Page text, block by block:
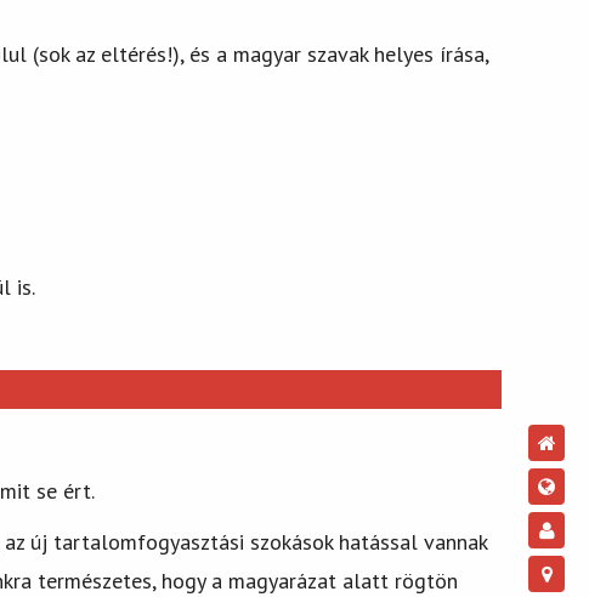
(sok az eltérés!), és a magyar szavak helyes írása,
is.
se ért.
új tartalomfogyasztási szokások hatással vannak
természetes, hogy a magyarázat alatt rögtön